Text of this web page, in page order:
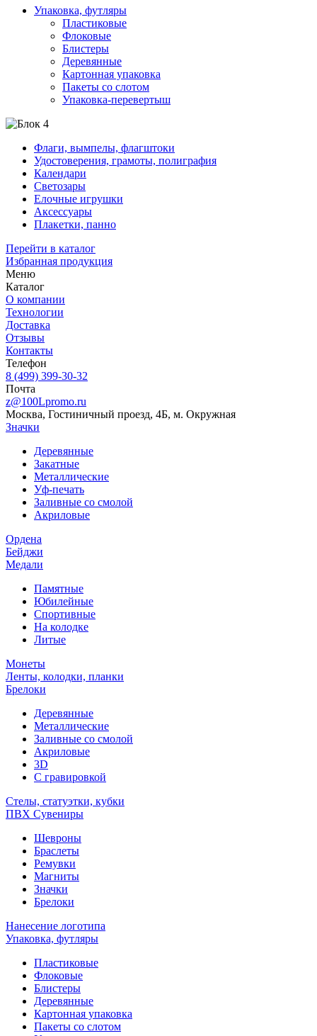
Упаковка, футляры
Пластиковые
Флоковые
Блистеры
Деревянные
Картонная упаковка
Пакеты со слотом
Упаковка-перевертыш
Флаги, вымпелы, флагштоки
Удостоверения, грамоты, полиграфия
Календари
Светозары
Елочные игрушки
Аксессуары
Плакетки, панно
Перейти в каталог
Избранная продукция
Меню
Каталог
О компании
Технологии
Доставка
Отзывы
Контакты
Телефон
8 (499) 399-30-32
Почта
z@100Lpromo.ru
Москва, Гостиничный проезд, 4Б, м. Окружная
Значки
Деревянные
Закатные
Металлические
Уф-печать
Заливные со смолой
Акриловые
Ордена
Бейджи
Медали
Памятные
Юбилейные
Спортивные
На колодке
Литые
Монеты
Ленты, колодки, планки
Брелоки
Деревянные
Металлические
Заливные со смолой
Акриловые
3D
C гравировкой
Стелы, статуэтки, кубки
ПВХ Сувениры
Шевроны
Браслеты
Ремувки
Магниты
Значки
Брелоки
Нанесение логотипа
Упаковка, футляры
Пластиковые
Флоковые
Блистеры
Деревянные
Картонная упаковка
Пакеты со слотом